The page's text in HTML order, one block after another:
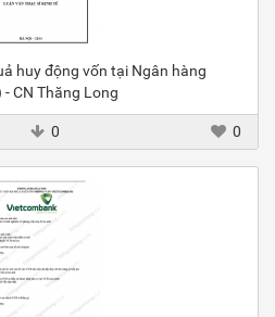
huy động vốn tại Ngân hàng
CN Thăng Long
0 0